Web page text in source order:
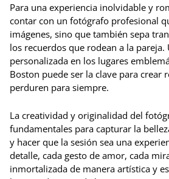
Para una experiencia inolvidable y
contar con un fotógrafo profesional
imágenes, sino que también sepa
los recuerdos que rodean a la pareja.
personalizada en los lugares
Boston puede ser la clave para crear
perduren para siempre.
La creatividad y originalidad del
fundamentales para capturar la
y hacer que la sesión sea una
detalle, cada gesto de amor, cada
inmortalizada de manera artística y